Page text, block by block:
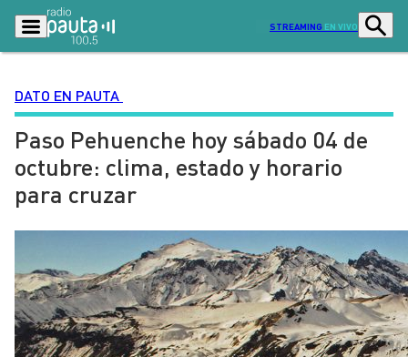
STREAMING EN VIVO
Podcasts Programas
Lo Último Actualidad
Ciudad
Tendencias Deportes
Entretención y Cultura Opinión
Dato en Pauta Señal 2
DATO EN PAUTA
Paso Pehuenche hoy sábado 04 de
octubre: clima, estado y horario
para cruzar